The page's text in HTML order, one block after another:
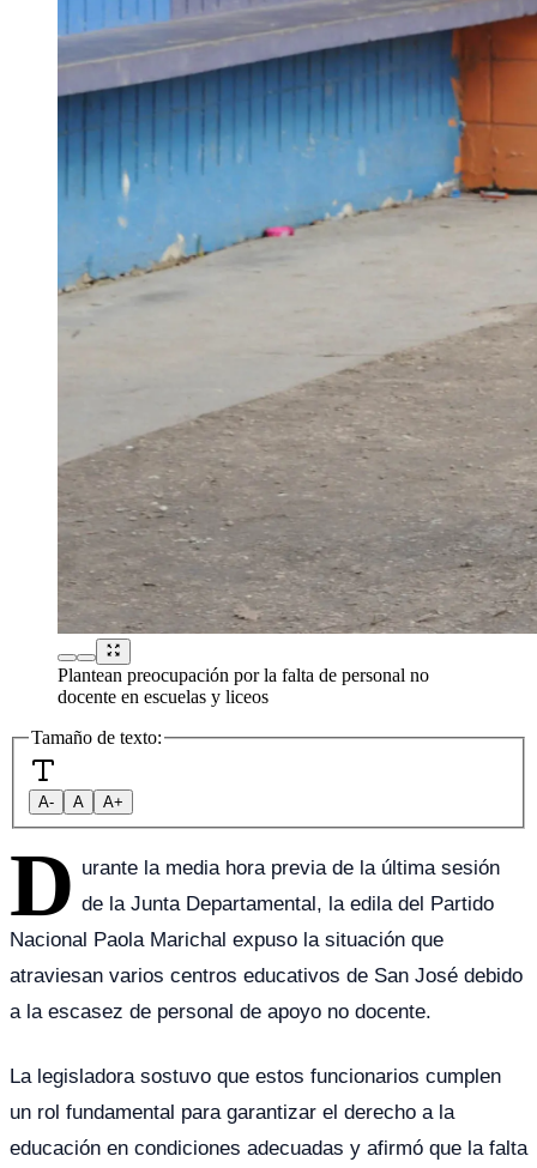
Plantean preocupación por la falta de personal no
docente en escuelas y liceos
Tamaño de texto:
A- A A+
D urante la media hora previa de la última sesión
de la Junta Departamental, la edila del Partido
Nacional Paola Marichal expuso la situación que
atraviesan varios centros educativos de San José debido
a la escasez de personal de apoyo no docente.
La legisladora sostuvo que estos funcionarios cumplen
un rol fundamental para garantizar el derecho a la
educación en condiciones adecuadas y afirmó que la falta